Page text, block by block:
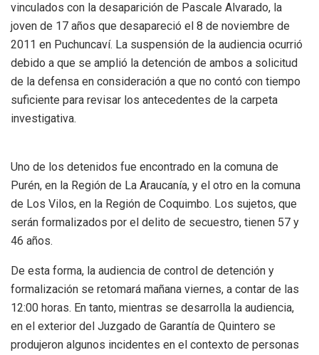
vinculados con la desaparición de Pascale Alvarado, la
joven de 17 años que desapareció el 8 de noviembre de
2011 en Puchuncaví. La suspensión de la audiencia ocurrió
debido a que se amplió la detención de ambos a solicitud
de la defensa en consideración a que no contó con tiempo
suficiente para revisar los antecedentes de la carpeta
investigativa.
Uno de los detenidos fue encontrado en la comuna de
Purén, en la Región de La Araucanía, y el otro en la comuna
de Los Vilos, en la Región de Coquimbo. Los sujetos, que
serán formalizados por el delito de secuestro, tienen 57 y
46 años.
De esta forma, la audiencia de control de detención y
formalización se retomará mañana viernes, a contar de las
12:00 horas. En tanto, mientras se desarrolla la audiencia,
en el exterior del Juzgado de Garantía de Quintero se
produjeron algunos incidentes en el contexto de personas